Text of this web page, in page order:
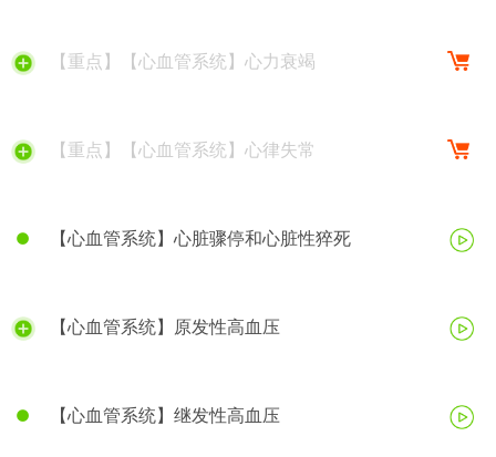
【重点】【心血管系统】心力衰竭
【重点】【心血管系统】心律失常
【心血管系统】心脏骤停和心脏性猝死
【心血管系统】原发性高血压
【心血管系统】继发性高血压